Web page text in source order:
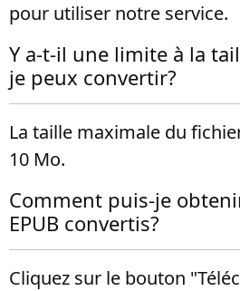
pour utiliser notre service.
Y a-t-il une limite à la
je peux convertir?
La taille maximale du
10 Mo.
Comment puis-je
EPUB convertis?
Cliquez sur le bouton